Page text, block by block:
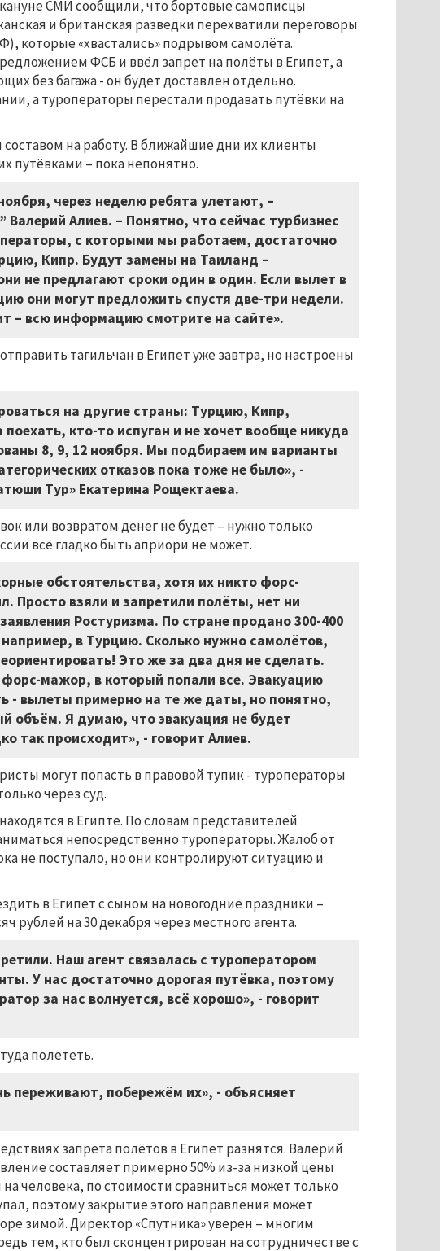
СМИ сообщили, что бортовые самописцы
и британская разведки перехватили переговоры
которые «хвастались» подрывом самолёта.
ФСБ и ввёл запрет на полёты в Египет, а
без багажа - он будет доставлен отдельно.
а туроператоры перестали продавать путёвки на
на работу. В ближайшие дни их клиенты
путёвками – пока непонятно.
через неделю ребята улетают, –
Алиев. – Понятно, что сейчас турбизнес
с которыми мы работаем, достаточно
Кипр. Будут замены на Таиланд –
не предлагают сроки один в один. Если вылет в
они могут предложить спустя две-три недели.
– всю информацию смотрите на сайте».
тагильчан в Египет уже завтра, но настроены
на другие страны: Турцию, Кипр,
кто-то испуган и не хочет вообще никуда
8, 9, 12 ноября. Мы подбираем им варианты
отказов пока тоже не было», -
Тур» Екатерина Рощектаева.
или возвратом денег не будет – нужно только
всё гладко быть априори не может.
обстоятельства, хотя их никто форс-
Просто взяли и запретили полёты, нет ни
Ростуризма. По стране продано 300-400
в Турцию. Сколько нужно самолётов,
Это же за два дня не сделать.
мажор, в который попали все. Эвакуацию
- вылеты примерно на те же даты, но понятно,
объём. Я думаю, что эвакуация не будет
так происходит», - говорит Алиев.
могут попасть в правовой тупик - туроператоры
через суд.
в Египте. По словам представителей
непосредственно туроператоры. Жалоб от
не поступало, но они контролируют ситуацию и
в Египет с сыном на новогодние праздники –
рублей на 30 декабря через местного агента.
Наш агент связалась с туроператором
У нас достаточно дорогая путёвка, поэтому
за нас волнуется, всё хорошо», - говорит
полететь.
переживают, побережём их», - объясняет
запрета полётов в Египет разнятся. Валерий
составляет примерно 50% из-за низкой цены
человека, по стоимости сравниться может только
поэтому закрытие этого направления может
зимой. Директор «Спутника» уверен – многим
тем, кто был сконцентрирован на сотрудничестве с